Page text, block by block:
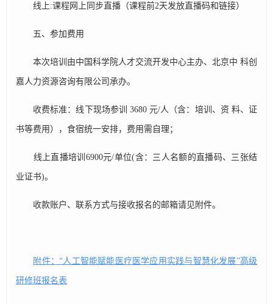
线上:课程网上同步直播（课程前2天发放直播码和链接）
五、参加费用
本次培训由中国科学院人才交流开发中心主办、北京中 科创
嘉人力资源咨询有限公司承办。
收费标准：线下现场参训 3680 元/人（含：培训、资 料、证
书等费用），食宿统一安排，费用需自理；
线上直播培训6900元/单位(含：三人名额的直播码、三张结
业证书)。
收款账户、联系方式与接收报名的邮箱请见附件。
附件：“人工智能赋能医疗医学应用实践与智慧化发展”高级
研修班报名表